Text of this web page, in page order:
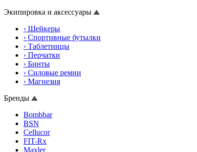
Экипировка и аксессуары
› Шейкеры
› Спортивные бутылки
› Таблетницы
› Перчатки
› Бинты
› Силовые ремни
› Магнезия
Бренды
Bombbar
BSN
Cellucor
FIT-Rx
Maxler